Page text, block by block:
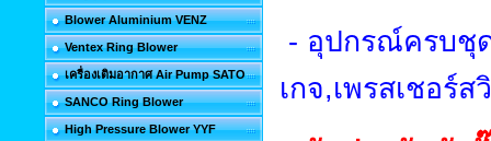
Blower Aluminium VENZ
Ventex Ring Blower
เครื่องเติมอากาศ Air Pump SATO
SANCO Ring Blower
High Pressure Blower YYF
- อุปกรณ์ครบชุ
เกจ,เพรสเชอร์ส